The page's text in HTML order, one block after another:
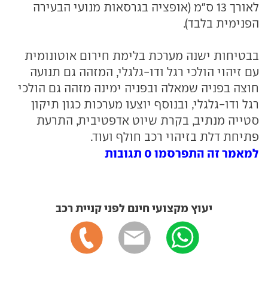
לאורך 13 ס"מ (אופציה בגרסאות מנועי הבעירה
הפנימית בלבד).
בבטיחות ישנה מערכת בלימת חירום אוטונומית
עם זיהוי הולכי רגל ודו-גלגלי, המזהה גם תנועה
חוצה בפניה שמאלה ובפניה ימינה מזהה גם הולכי
רגל ודו-גלגלי, ובנוסף יוצעו מערכות כגון תיקון
סטייה מנתיב, בקרת שיוט אדפטיבית, התרעת
פתיחת דלת בזיהוי רכב חולף ועוד.
למאמר זה התפרסמו 0 תגובות
יעוץ מקצועי חינם לפני קניית רכב